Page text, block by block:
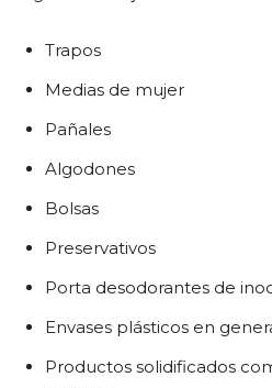
Trapos
Medias de mujer
Pañales
Algodones
Bolsas
Preservativos
Porta desodorantes de
Envases plásticos en
Productos solidificados